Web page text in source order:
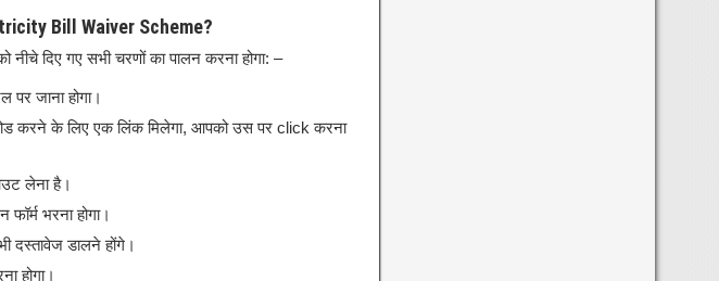
Bill Waiver Scheme?
दिए गए सभी चरणों का पालन करना होगा: –
पर जाना होगा।
करने के लिए एक लिंक मिलेगा, आपको उस पर click करना
लेना है।
भरना होगा।
दस्तावेज डालने होंगे।
होगा।